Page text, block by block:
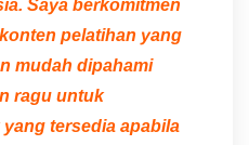
Saya berkomitmen
pelatihan yang
mudah dipahami
ragu untuk
tersedia apabila